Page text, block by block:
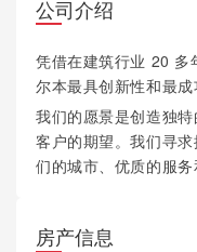
公司介绍
凭借在建筑行业 20
尔本最具创新性和最成
我们的愿景是创造独
客户的期望。我们寻
们的城市、优质的服务
房产信息